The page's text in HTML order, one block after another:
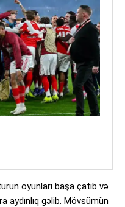
oyunları başa çatıb və
aydınlıq gəlib. Mövsümün